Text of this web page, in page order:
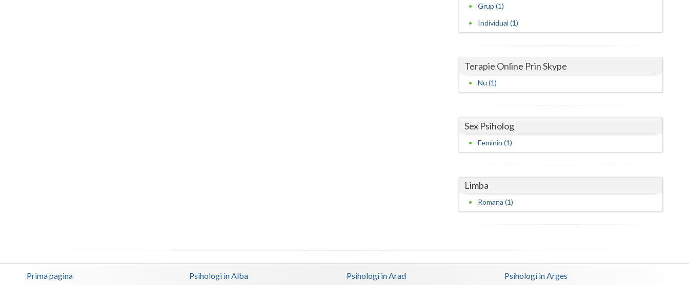
Prahova
Satu-Mare
Sibiu
Teleorman
Tulcea
Grup (1)
Individual (1)
Terapie Online Prin Skype
Nu (1)
Sex Psiholog
Feminin (1)
Limba
Romana (1)
Prima pagina Psihologi in Alba Psihologi in Arad Psihologi in Arges